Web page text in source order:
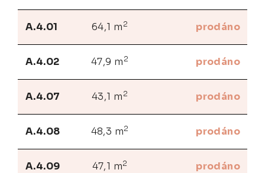
A.4.01 64,1 m 2 prodáno
A.4.02 47,9 m 2 prodáno
A.4.07 43,1 m 2 prodáno
A.4.08 48,3 m2 prodáno
A.4.09 47,1 m2 prodáno